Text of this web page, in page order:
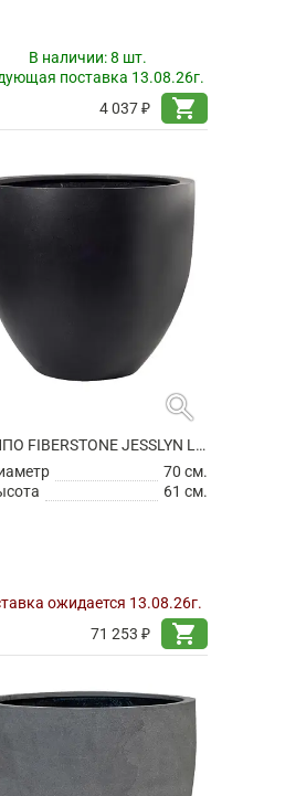
В наличии:8 шт.
поставка 13.08.26г.
4 037 ₽
shopping_cart
search
КАШПО FIBERSTONE JESSLYN L BLACK
70 см.
61 см.
ожидается 13.08.26г.
71 253 ₽
shopping_cart